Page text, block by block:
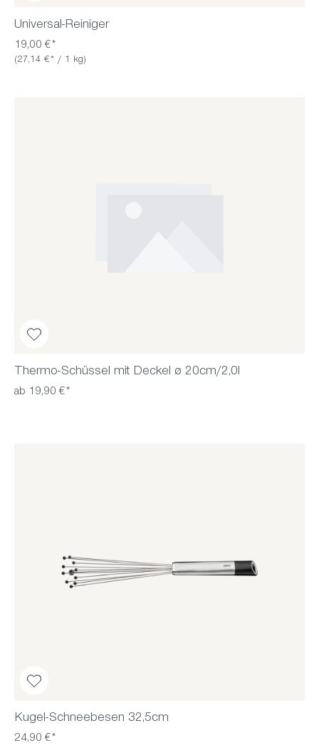
Universal-Reiniger
19,00 €*
(27,14 €* / 1 kg)
Thermo-Schüssel mit Deckel ø 20cm/2,0l
ab 19,90 €*
Kugel-Schneebesen 32,5cm
24,90 €*